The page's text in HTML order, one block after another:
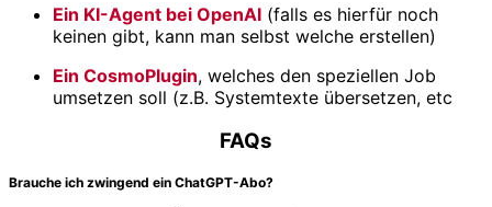
Ein KI-Agent bei OpenAI (falls es hierfür noch
keinen gibt, kann man selbst welche erstellen)
Ein CosmoPlugin, welches den speziellen Job
umsetzen soll (z.B. Systemtexte übersetzen, etc
FAQs
Brauche ich zwingend ein ChatGPT-Abo?